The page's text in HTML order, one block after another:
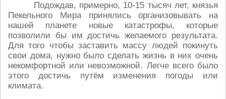
Подождав, примерно, 10-15 тысяч лет, князья
Пекельного Мира принялись организовывать на
нашей планете новые катастрофы, которые
позволили бы им достичь желаемого результата.
Для того чтобы заставить массу людей покинуть
свои дома, нужно было сделать жизнь в них очень
некомфортной или невозможной. Легче всего было
этого достичь путём изменения погоды или
климата.